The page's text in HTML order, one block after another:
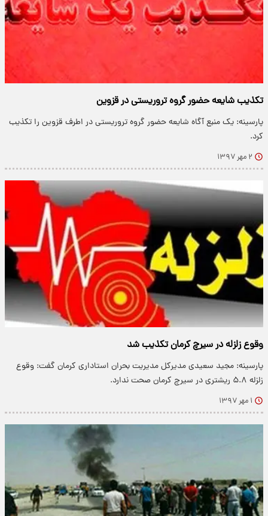
تکذیب شایعه حضور گروه تروریستی در قزوین
پارسینه: یک منبع آگاه شایعه حضور گروه تروریستی در اطرف قزوین را تکذیب
کرد.
۲ مهر ۱۳۹۷
وقوع زلزله در سیرچ کرمان تکذیب شد
پارسینه: مجید سعیدی مدیرکل مدیریت بحران استاداری کرمان گفت: وقوع
زلزله ۵.۸ ریشتری در سیرچ کرمان صحت ندارد.
۱ مهر ۱۳۹۷